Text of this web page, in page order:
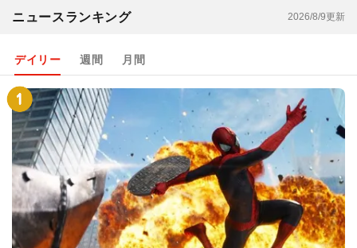
ニュースランキング 2026/8/9更新
デイリー 週間 月間